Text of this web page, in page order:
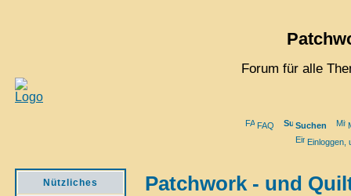
Forum für alle
FAQ Suchen
Einloggen,
Nützliches Patchwork - und